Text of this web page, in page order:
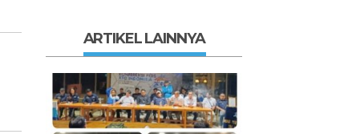
ARTIKEL LAINNYA